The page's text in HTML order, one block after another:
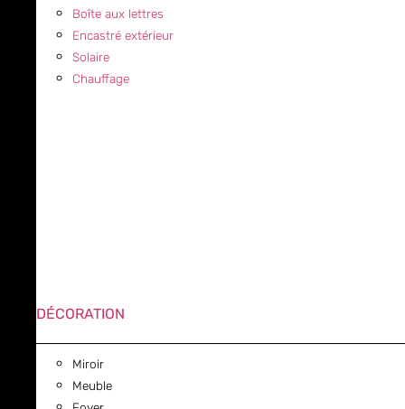
Boîte aux lettres
Encastré extérieur
Solaire
Chauffage
DÉCORATION
Miroir
Meuble